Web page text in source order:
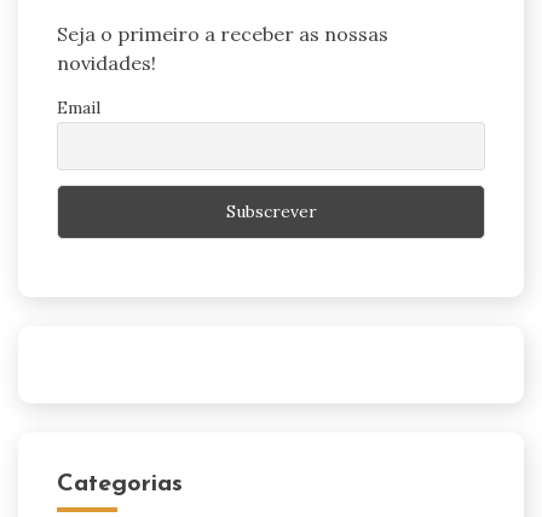
Seja o primeiro a receber as nossas
novidades!
Email
Categorias